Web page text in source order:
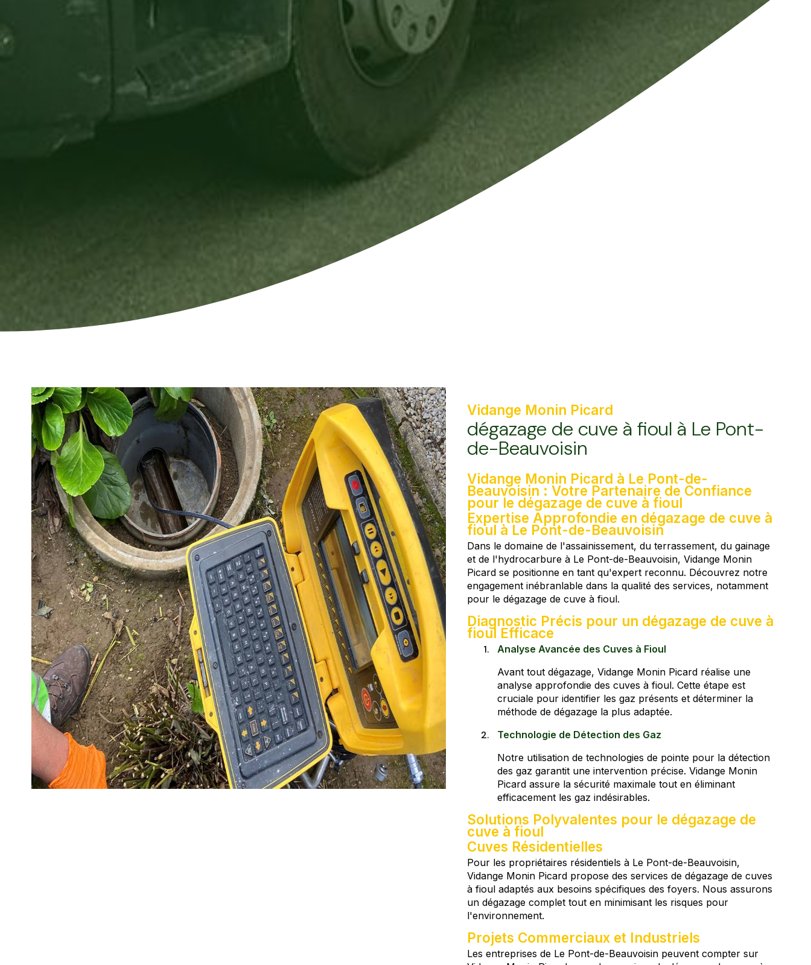
Vidange Monin Picard
dégazage de cuve à fioul à Le Pont-
de-Beauvoisin
Vidange Monin Picard à Le Pont-de-
Beauvoisin : Votre Partenaire de Confiance
pour le dégazage de cuve à fioul
Expertise Approfondie en dégazage de cuve à
fioul à Le Pont-de-Beauvoisin
Dans le domaine de l'assainissement, du terrassement, du gainage
et de l'hydrocarbure à Le Pont-de-Beauvoisin, Vidange Monin
Picard se positionne en tant qu'expert reconnu. Découvrez notre
engagement inébranlable dans la qualité des services, notamment
pour le dégazage de cuve à fioul.
Diagnostic Précis pour un dégazage de cuve à
fioul Efficace
Analyse Avancée des Cuves à Fioul
Avant tout dégazage, Vidange Monin Picard réalise une
analyse approfondie des cuves à fioul. Cette étape est
cruciale pour identifier les gaz présents et déterminer la
méthode de dégazage la plus adaptée.
Technologie de Détection des Gaz
Notre utilisation de technologies de pointe pour la détection
des gaz garantit une intervention précise. Vidange Monin
Picard assure la sécurité maximale tout en éliminant
efficacement les gaz indésirables.
Solutions Polyvalentes pour le dégazage de
cuve à fioul
Cuves Résidentielles
Pour les propriétaires résidentiels à Le Pont-de-Beauvoisin,
Vidange Monin Picard propose des services de dégazage de cuves
à fioul adaptés aux besoins spécifiques des foyers. Nous assurons
un dégazage complet tout en minimisant les risques pour
l'environnement.
Projets Commerciaux et Industriels
Les entreprises de Le Pont-de-Beauvoisin peuvent compter sur